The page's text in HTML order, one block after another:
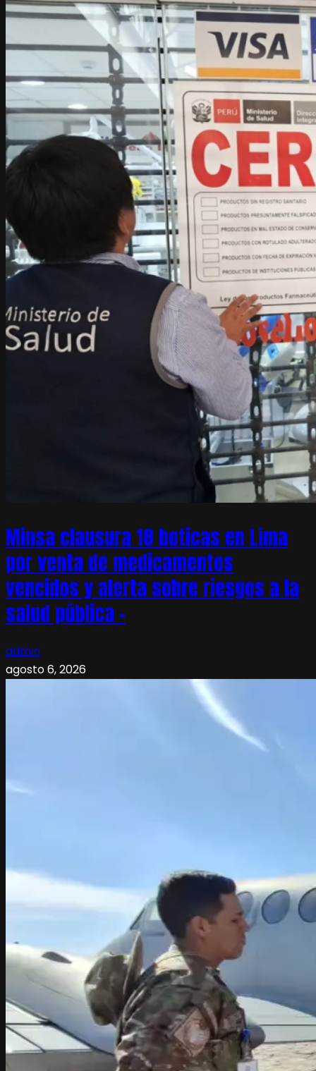
Minsa clausura 18 boticas en Lima
por venta de medicamentos
vencidos y alerta sobre riesgos a la
salud pública –
admin
agosto 6, 2026